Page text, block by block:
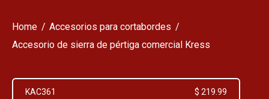
Home
Accesorios para cortabordes
Accesorio de sierra de pértiga comercial Kress
KAC361 $ 219.99